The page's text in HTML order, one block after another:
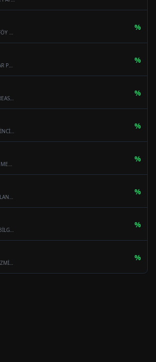
ALLBATROSS PORTFÖY BAHAR HİSSE SENEDİ SERBEST FON (HİSSE SENEDİ YOĞUN FON)
%
DENİZ PORTFÖY KAR PAYI ÖDEYEN SERBEST (DÖVİZ) FON
%
İŞ PORTFÖY TÜRK REASÜRANS SERBEST ÖZEL FON
%
İŞ PORTFÖY ONBİRİNCİ SERBEST (DÖVİZ) FON
%
ATA ASSET MANAGEMENT MULTI-ASSET VARIABLE FUND
%
ATA PORTFOLİO BALANCED VARİABLE FUND
%
AZİMUT PORTFÖY BİLGE SERBEST ÖZEL FON
%
AZİMUT PORTFÖY İZMİR SERBEST (TL) ÖZEL FON
%